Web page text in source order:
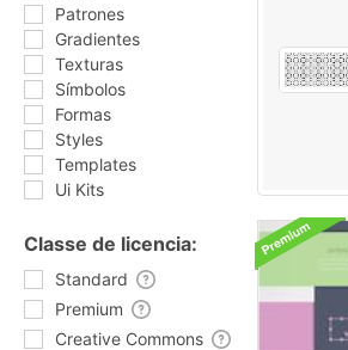
Patrones
Gradientes
Texturas
Símbolos
Formas
Styles
Templates
Ui Kits
Classe de licencia:
Standard
Premium
Creative Commons